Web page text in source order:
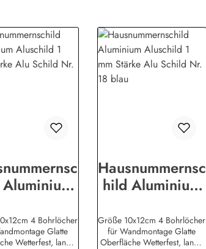
Alu
Nr. 15
4 Bohrlöcher
Glatte
Wetterfest, lange
Hausnummernsc
hild Aluminium
Stärke Alu
Schild Nr. 18
Größe 10x12cm 4 Bohrlöcher
für Wandmontage Glatte
Oberfläche Wetterfest, lange